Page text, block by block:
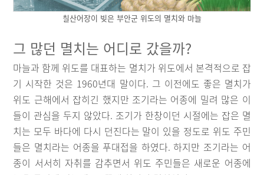
칠산어장이 빚은 부안군 위도의 멸치와 마늘
그 많던 멸치는 어디로 갔을까?
마늘과 함께 위도를 대표하는 멸치가 위도에서 본격적으로 잡
기 시작한 것은 1960년대 말이다. 그 이전에도 좋은 멸치가
위도 근해에서 잡히긴 했지만 조기라는 어종에 밀려 많은 이
들이 관심을 두지 않았다. 조기가 한창이던 시절에는 잡은 멸
치는 모두 바다에 다시 던진다는 말이 있을 정도로 위도 주민
들은 멸치라는 어종을 푸대접을 하였다. 하지만 조기라는 어
종이 서서히 자취를 감추면서 위도 주민들은 새로운 어종에